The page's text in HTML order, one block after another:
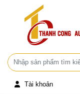
Tài khoản